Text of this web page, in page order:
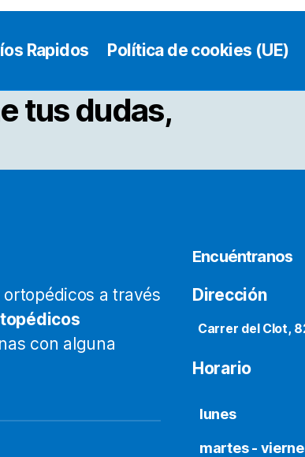
Rapidos Política de cookies (UE)
tus dudas,
ortopédicos a través
con alguna
Encuéntranos
Dirección
Carrer del Clot,
Horario
lunes
martes -